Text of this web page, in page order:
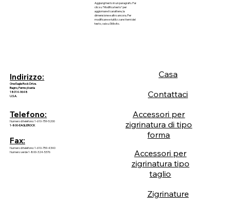
Aggiungi testo in un paragrafo. Fai
clic su "Modifica testo" per
aggiornare il carattere, la
dimensione e altro ancora. Per
modificare e riutilizzare i temi del
testo, vai su Stili sito.
Indirizzo:
One Eagle Rock Drive.
Bagno, Pennsylvania
18014-9648
U.S.A.
Telefono:
Numero di telefono: 1-610-759-5200
1-800-EAGLEROCK
Fax:
Numero di telefono: 1-610-759-4340
Numero verde 1-800-324-5376
Casa
Contattaci
Accessori per
zigrinatura di tipo
forma
Accessori per
zigrinatura tipo
taglio
Zigrinature